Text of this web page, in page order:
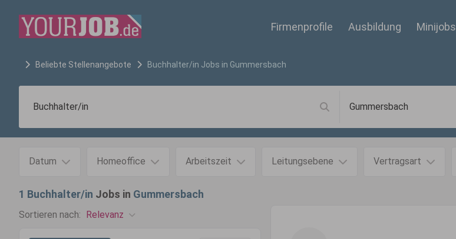
Firmenprofile Ausbildung Minijobs
Beliebte Stellenangebote Buchhalter/in Jobs in Gummersbach
Datum Homeoffice Arbeitszeit Leitungsebene Vertragsart
1 Buchhalter/in Jobs in Gummersbach
Sortieren nach: Relevanz